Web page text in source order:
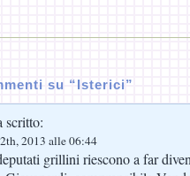
su “Isterici”
scritto:
2013 alle 06:44
grillini riescono a far